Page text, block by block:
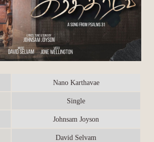
Nano Karthavae
Single
Johnsam Joyson
David Selvam